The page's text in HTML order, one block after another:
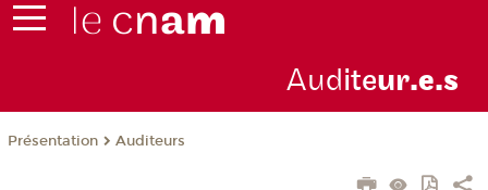
Auditeur.e.s
Présentation Auditeurs